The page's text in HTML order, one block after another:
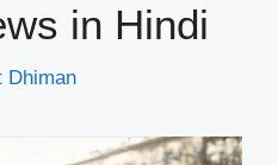
in Hindi
Dhiman